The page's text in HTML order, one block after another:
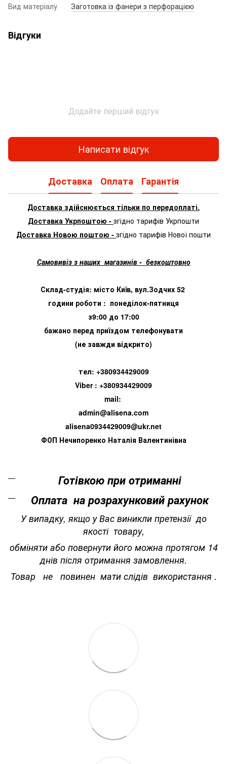
Вид матеріалу
Заготовка із фанери з перфорацією
Відгуки
Додайте перший відгук
Написати відгук
Доставка Оплата Гарантія
Доставка здійснюється тільки по передоплаті.
Доставка Укрпоштою - згідно тарифів Укрпошти
Доставка Новою поштою - згідно тарифів Нової пошти
Самовивіз з наших магазинів - безкоштовно
Склад-студія: місто Київ, вул.Зодчих 52
години роботи : понеділок-пятниця
з9:00 до 17:00
бажано перед приїздом телефонувати
(не завжди відкрито)
тел: +380934429009
Viber : +380934429009
mail:
admin@alisena.com
alisena0934429009@ukr.net
ФОП Нечипоренко Наталія Валентинівна
Готівкою при отриманні
Оплата на розрахунковий рахунок
У випадку, якщо у Вас виникли претензії до
якості товару,
обміняти або повернути його можна протягом 14
днів після отримання замовлення.
Товар не повинен мати слідів використання .